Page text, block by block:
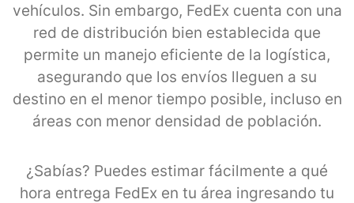
vehículos. Sin embargo, FedEx cuenta con una
red de distribución bien establecida que
permite un manejo eficiente de la logística,
asegurando que los envíos lleguen a su
destino en el menor tiempo posible, incluso en
áreas con menor densidad de población.
¿Sabías? Puedes estimar fácilmente a qué
hora entrega FedEx en tu área ingresando tu